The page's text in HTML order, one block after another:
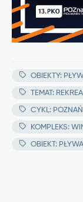
OBIEKTY:
TEMAT:
CYKL:
KOMPLEKS:
OBIEKT: